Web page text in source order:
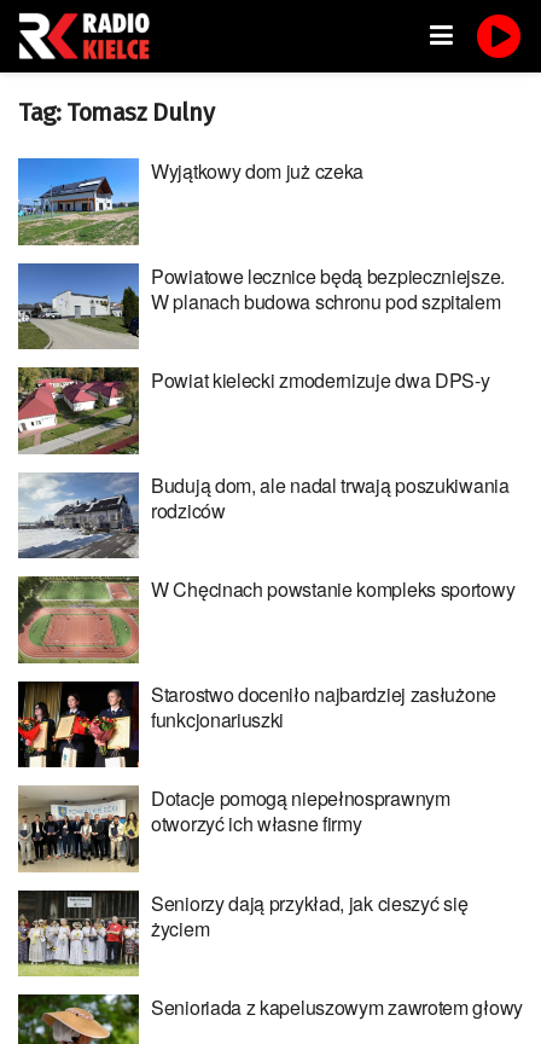
Tag: Tomasz Dulny
Wyjątkowy dom już czeka
Powiatowe lecznice będą bezpieczniejsze.
W planach budowa schronu pod szpitalem
Powiat kielecki zmodernizuje dwa DPS-y
Budują dom, ale nadal trwają poszukiwania
rodziców
W Chęcinach powstanie kompleks sportowy
Starostwo doceniło najbardziej zasłużone
funkcjonariuszki
Dotacje pomogą niepełnosprawnym
otworzyć ich własne firmy
Seniorzy dają przykład, jak cieszyć się
życiem
Senioriada z kapeluszowym zawrotem głowy